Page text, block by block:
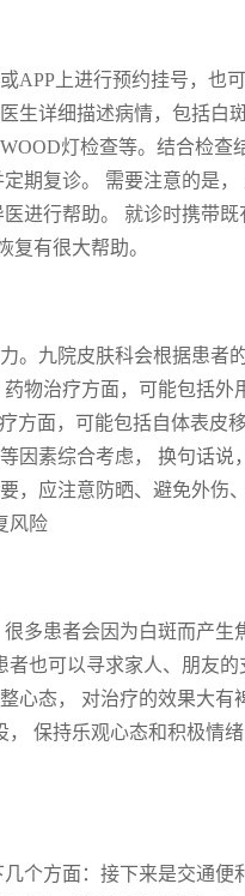
上进行预约挂号，也
生详细描述病情，包括白
灯检查等。结合检查
期复诊。 需要注意的是
进行帮助。 就诊时携带
复有很大帮助。
。九院皮肤科会根据患者
物治疗方面，可能包括外
方面，可能包括自体表皮
因素综合考虑， 换句话说
，应注意防晒、避免外伤
风险
多患者会因为白斑而产生
也可以寻求家人、朋友的
心态， 对治疗的效果大有
保持乐观心态和积极情
个方面：接下来是交通便